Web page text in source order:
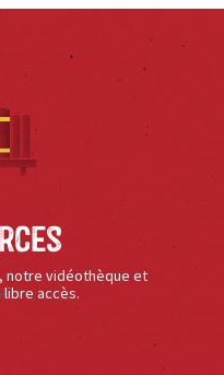
notre vidéothèque et
accès.